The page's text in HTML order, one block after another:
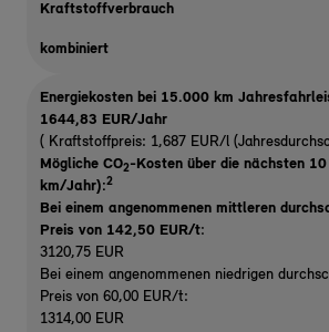
Kraftstoffverbrauch
kombiniert
Energiekosten bei 15.000 km
1644,83 EUR/Jahr
( Kraftstoffpreis: 1,687 EUR/l
Mögliche CO2-Kosten über die nächsten
km/Jahr):2
Bei einem angenommenen mittleren
Preis von 142,50 EUR/t:
3120,75 EUR
Bei einem angenommenen niedrigen
Preis von 60,00 EUR/t:
1314,00 EUR